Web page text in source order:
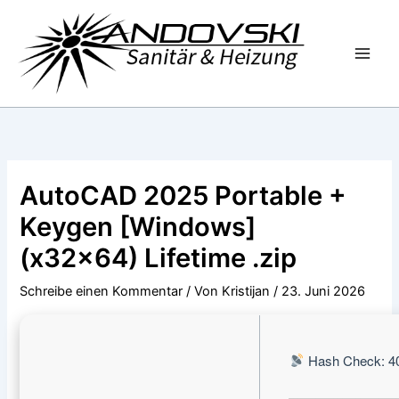
springen
AutoCAD 2025 Portable +
Keygen [Windows]
(x32x64) Lifetime .zip
Schreibe einen Kommentar / Von Kristijan/ 23. Juni 2026
Hash Check: